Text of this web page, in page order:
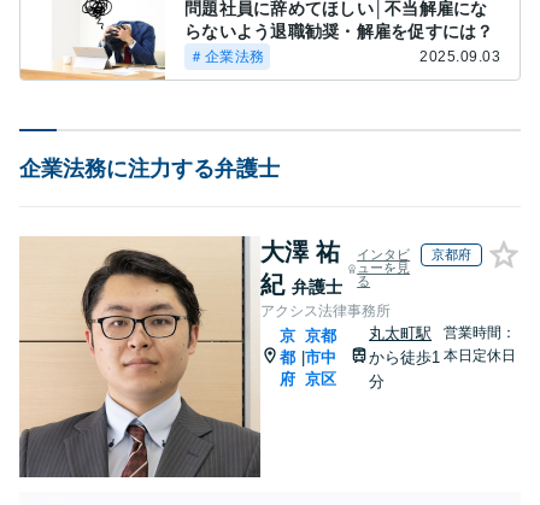
問題社員に辞めてほしい│不当解雇にな
らないよう退職勧奨・解雇を促すには？
＃企業法務 2025.09.03
企業法務に注力する弁護士
大澤 祐
紀 弁護士
インタビ
ューを見
る
京都府
アクシス法律事務所
京
都
府
|
京都
市中
京区
丸太町駅
から徒歩1
分
営業時間：
本日定休日